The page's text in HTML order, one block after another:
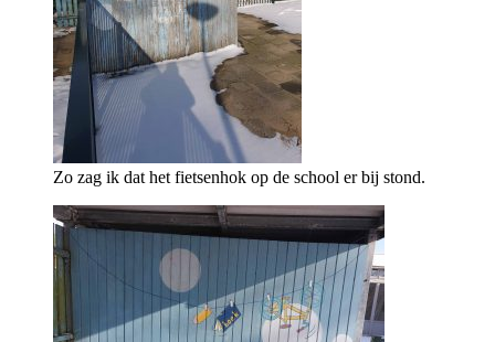
Zo zag ik dat het fietsenhok op de school er bij stond.